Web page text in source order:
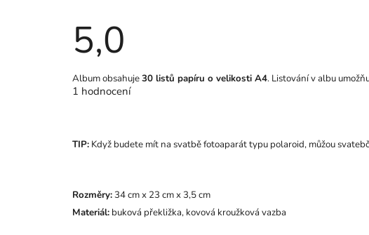
5,0
Průměrné
hodnocení
produktu
hvězdiček.
1 hodnocení
Album obsahuje30 listů papíru o velikosti A4. Listování v albu
TIP: Když budete mít na svatbě fotoaparát typu polaroid, můžou
Rozměry:34 cm x 23 cm x 3,5 cm
Materiál: buková překližka, kovová kroužková vazba